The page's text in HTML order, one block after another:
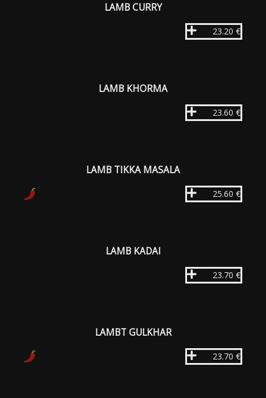
LAMB CURRY
23.20 €
LAMB KHORMA
23.60 €
LAMB TIKKA MASALA
25.60 €
LAMB KADAI
23.70 €
LAMBT GULKHAR
23.70 €